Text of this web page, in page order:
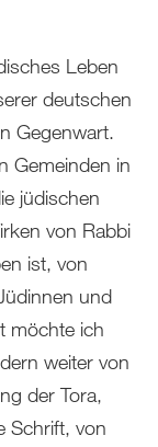
Leben
deutschen
Gegenwart.
Gemeinden in
jüdischen
von Rabbi
ist, von
und
möchte ich
weiter von
der Tora,
Schrift, von